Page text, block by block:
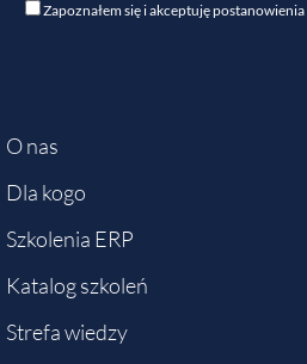
Zapoznałem się i akceptuję postanowienia
O nas
Dla kogo
Szkolenia ERP
Katalog szkoleń
Strefa wiedzy